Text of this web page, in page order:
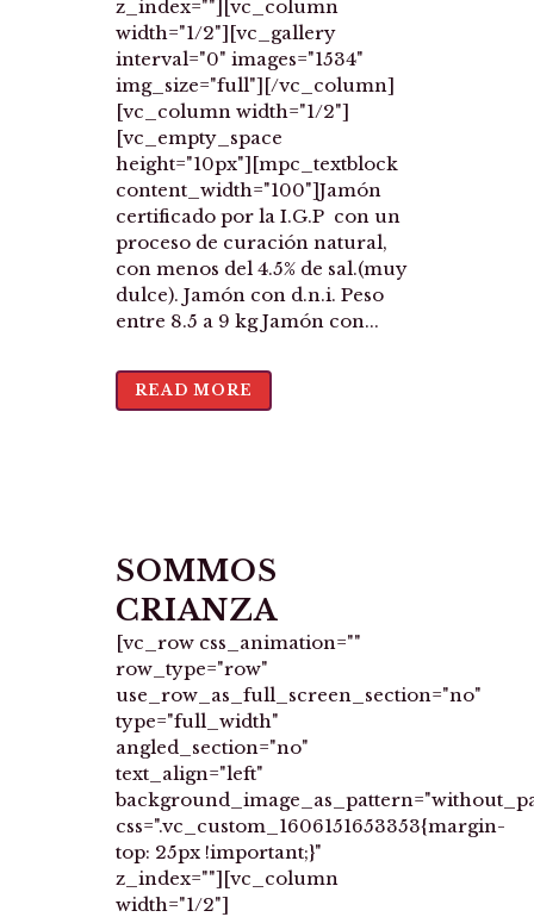
z_index=""][vc_column
width="1/2"][vc_gallery
interval="0" images="1534"
img_size="full"][/vc_column]
[vc_column width="1/2"]
[vc_empty_space
height="10px"][mpc_textblock
content_width="100"]Jamón
certificado por la I.G.P con un
proceso de curación natural,
con menos del 4.5% de sal.(muy
dulce). Jamón con d.n.i. Peso
entre 8.5 a 9 kg Jamón con...
READ MORE
SOMMOS
CRIANZA
[vc_row css_animation=""
row_type="row"
use_row_as_full_screen_section="no"
type="full_width"
angled_section="no"
text_align="left"
css=".vc_custom_1606151653353{margin-
top: 25px !important;}"
z_index=""][vc_column
width="1/2"]